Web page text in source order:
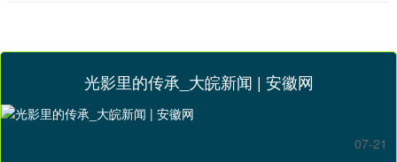
光影里的传承_大皖新闻 | 安徽网
07-21